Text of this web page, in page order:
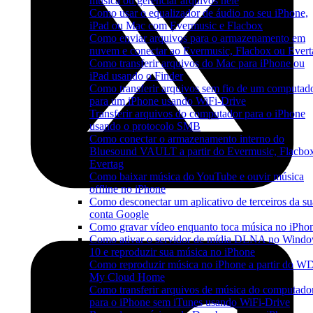
Como usar o equalizador de áudio no seu iPhone,
iPad ou Mac com Evermusic e Flacbox
Como enviar arquivos para o armazenamento em
nuvem e conectar ao Evermusic, Flacbox ou
Como transferir arquivos do Mac para iPhone ou
iPad usando o Finder
Como transferir arquivos sem fio de um
para um iPhone usando WiFi-Drive
Transferir arquivos do computador para o iPhone
usando o protocolo SMB
Como conectar o armazenamento interno do
Bluesound VAULT a partir do Evermusic,
Evertag
Como baixar música do YouTube e ouvir música
offline no iPhone
Como desconectar um aplicativo de terceiros da
conta Google
Como gravar vídeo enquanto toca música no
Como ativar o servidor de mídia DLNA no
10 e reproduzir sua música no iPhone
Como reproduzir música no iPhone a partir do
My Cloud Home
Como transferir arquivos de música do
para o iPhone sem iTunes usando WiFi-Drive